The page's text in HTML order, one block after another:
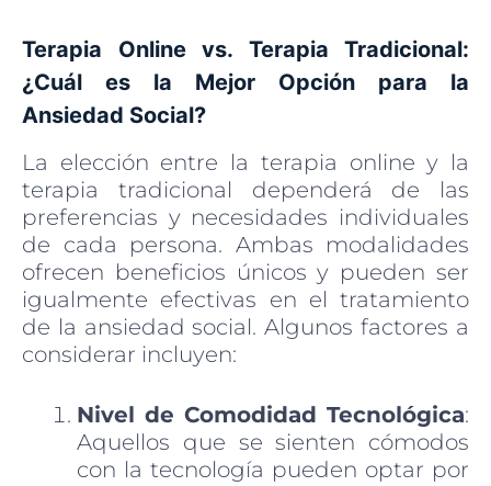
Terapia Online vs. Terapia Tradicional:
¿Cuál es la Mejor Opción para la
Ansiedad Social?
La elección entre la terapia online y la
terapia tradicional dependerá de las
preferencias y necesidades individuales
de cada persona. Ambas modalidades
ofrecen beneficios únicos y pueden ser
igualmente efectivas en el tratamiento
de la ansiedad social. Algunos factores a
considerar incluyen:
Nivel de Comodidad Tecnológica:
Aquellos que se sienten cómodos
con la tecnología pueden optar por